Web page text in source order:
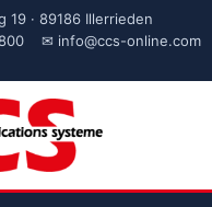
19 · 89186 Illerrieden
✉ info@ccs-online.com